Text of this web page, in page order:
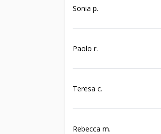
Sonia p.
Paolo r.
Teresa c.
Rebecca m.